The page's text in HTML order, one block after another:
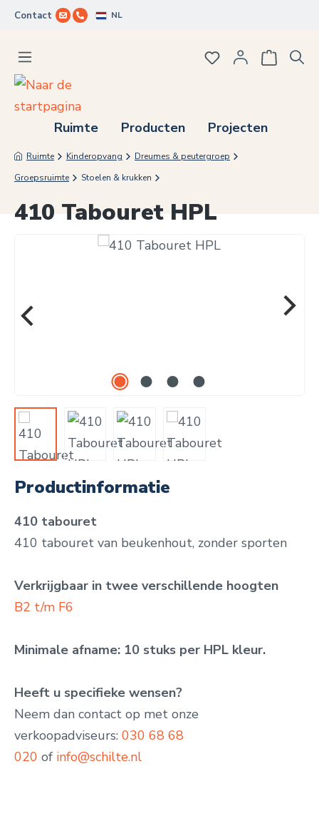
Ga naar de hoofdinhoud
Contact NL
Ruimte Producten Projecten
Je hebt 0 items
Ruimte Kinderopvang
Dreumes & peutergroep
Groepsruimte
Stoelen & krukken
410 Tabouret HPL
Afbeeldingengalerij overslaan
Productinformatie
410 tabouret
410 tabouret van beukenhout, zonder sporten
Verkrijgbaar in twee verschillende hoogten
B2 t/m F6
Minimale afname: 10 stuks per HPL kleur.
Heeft u specifieke wensen?
Neem dan contact op met onze
verkoopadviseurs: 030 68 68
020 of info@schilte.nl